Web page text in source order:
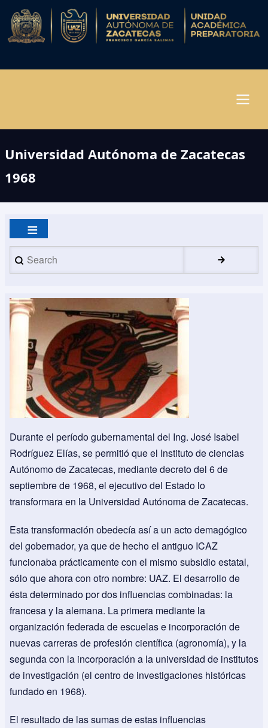
Pasar
contenido
principal
Universidad Autónoma de Zacatecas
1968
Search
Durante el período gubernamental del Ing. José Isabel
Rodríguez Elías, se permitió que el Instituto de ciencias
Autónomo de Zacatecas, mediante decreto del 6 de
septiembre de 1968, el ejecutivo del Estado lo
transformara en la Universidad Autónoma de Zacatecas.
Esta transformación obedecía así a un acto demagógico
del gobernador, ya que de hecho el antiguo ICAZ
funcionaba prácticamente con el mismo subsidio estatal,
sólo que ahora con otro nombre: UAZ. El desarrollo de
ésta determinado por dos influencias combinadas: la
francesa y la alemana. La primera mediante la
organización federada de escuelas e incorporación de
nuevas carreras de profesión científica (agronomía), y la
segunda con la incorporación a la universidad de institutos
de investigación (el centro de investigaciones históricas
fundado en 1968).
El resultado de las sumas de estas influencias